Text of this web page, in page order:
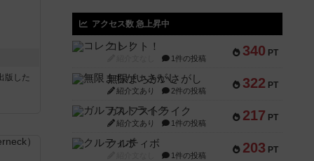
版した
アクセス数 急上昇中
340 PT
コレクト！
1件の投稿
322 PT
無限まちがいさがし
紹介文あり 2件の投稿
217 PT
ガルフストライク
紹介文あり 1件の投稿
203 PT
クルティボ
1件の投稿